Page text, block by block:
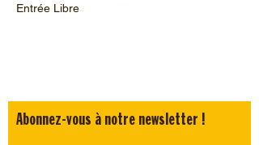
Entrée Libre
Abonnez-vous à notre newsletter !